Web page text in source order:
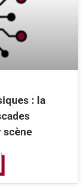
: la
scène